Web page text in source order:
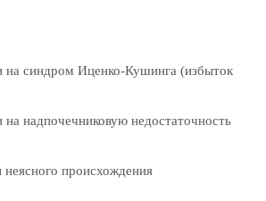
на синдром Иценко-Кушинга (избыток
надпочечниковую недостаточность
происхождения